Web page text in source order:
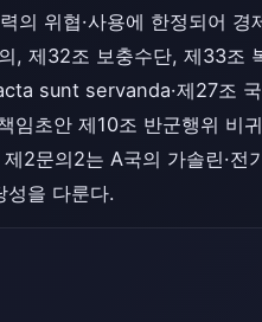
의 위협·사용에 한정되어
, 제32조 보충수단, 제33
sunt servanda·제27조
임초안 제10조 반군행위 비
2문의2는 A국의 가솔린·
성을 다룬다.